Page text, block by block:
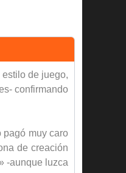
de juego,
confirmando
pagó muy caro
de creación
-aunque luzca